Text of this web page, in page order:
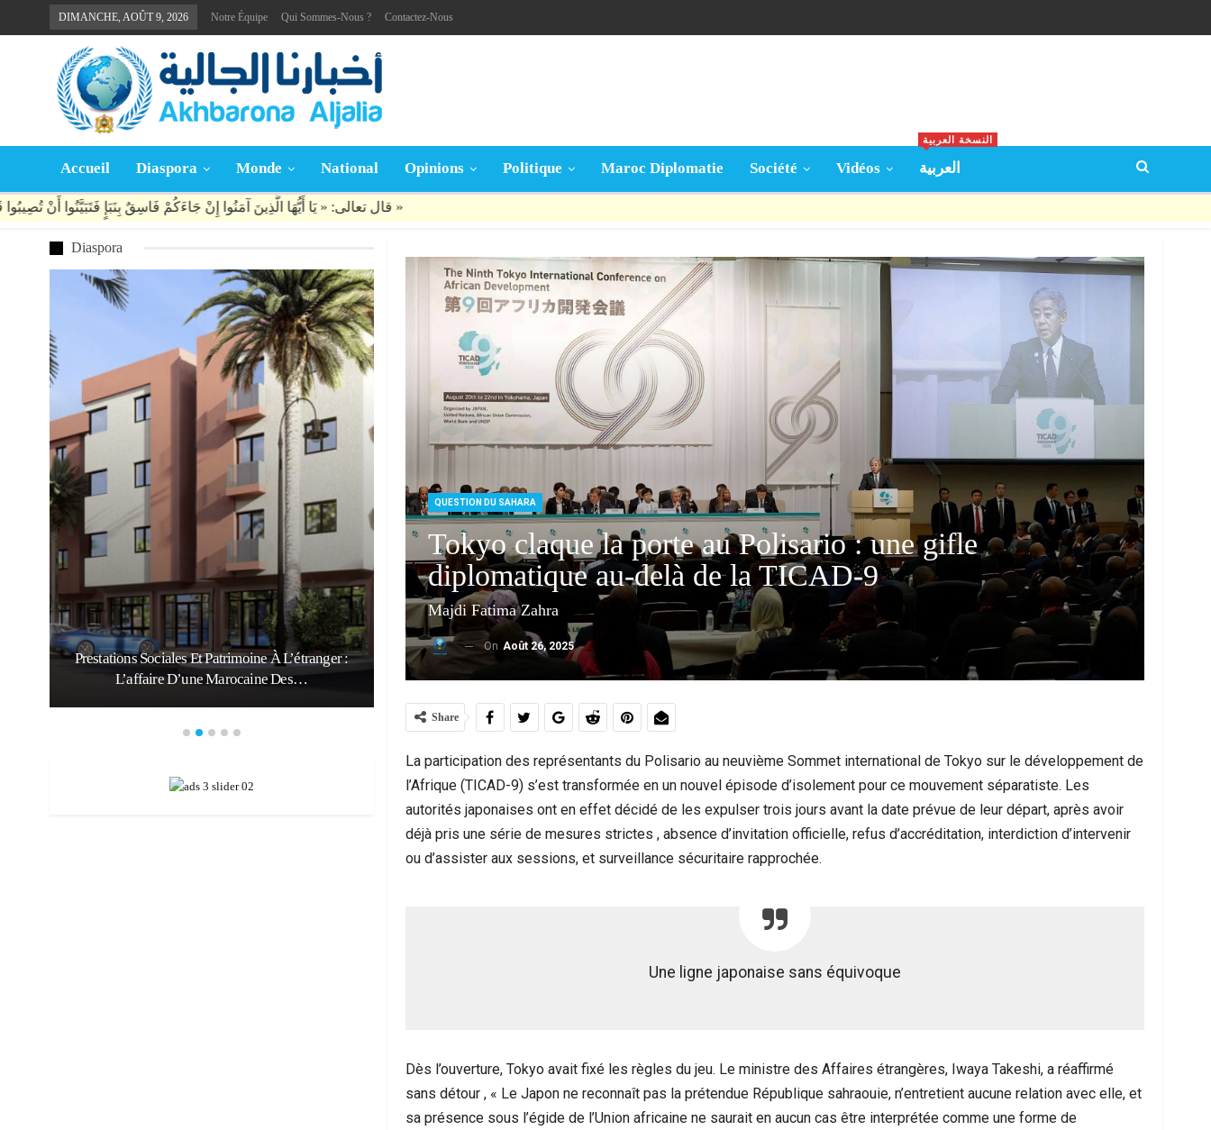
DIMANCHE, AOÛT 9, 2026 Notre Équipe Qui Sommes-Nous ? Contactez-Nous
Accueil Diaspora Monde National Opinions Politique Maroc Diplomatie Société Vidéos العربية
النسخة العربية
QUESTION DU SAHARA
Tokyo claque la porte au Polisario : une gifle
diplomatique au-delà de la TICAD-9
Majdi Fatima Zahra
On Août 26, 2025
Share
La participation des représentants du Polisario au neuvième Sommet international de Tokyo sur le développement de
l’Afrique (TICAD-9) s’est transformée en un nouvel épisode d’isolement pour ce mouvement séparatiste. Les
autorités japonaises ont en effet décidé de les expulser trois jours avant la date prévue de leur départ, après avoir
déjà pris une série de mesures strictes , absence d’invitation officielle, refus d’accréditation, interdiction d’intervenir
ou d’assister aux sessions, et surveillance sécuritaire rapprochée.
Une ligne japonaise sans équivoque
Dès l’ouverture, Tokyo avait fixé les règles du jeu. Le ministre des Affaires étrangères, Iwaya Takeshi, a réaffirmé
sans détour , « Le Japon ne reconnaît pas la prétendue République sahraouie, n’entretient aucune relation avec elle, et
sa présence sous l’égide de l’Union africaine ne saurait en aucun cas être interprétée comme une forme de
Diaspora
Prestations Sociales Et Patrimoine À L’étranger :
L’affaire D’une Marocaine Des…
Ceuta Face À La Crise Des Mineurs Migrants :
Entre Urgence Humanitaire, Tensions…
Violence Urbaine À Bruxelles : Quand Un Geste
Anodin Révèle Les Fractures…